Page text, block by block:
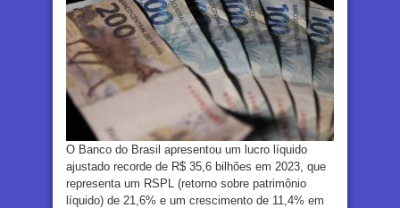
O Banco do Brasil apresentou um lucro líquido
ajustado recorde de R$ 35,6 bilhões em 2023, que
representa um RSPL (retorno sobre patrimônio
líquido) de 21,6% e um crescimento de 11,4% em